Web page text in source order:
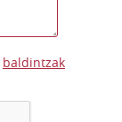
baldintzak